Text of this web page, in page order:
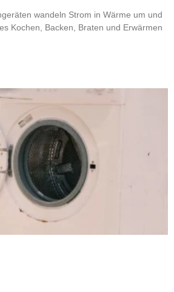
wandeln Strom in Wärme um und
Kochen, Backen, Braten und Erwärmen